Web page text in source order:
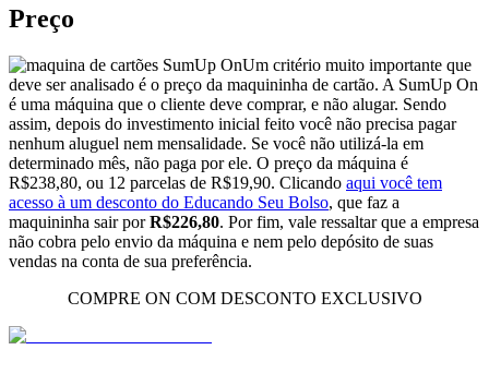
Preço
Um critério muito importante que
deve ser analisado é o preço da maquininha de cartão. A SumUp On
é uma máquina que o cliente deve comprar, e não alugar. Sendo
assim, depois do investimento inicial feito você não precisa pagar
nenhum aluguel nem mensalidade. Se você não utilizá-la em
determinado mês, não paga por ele. O preço da máquina é
R$238,80, ou 12 parcelas de R$19,90. Clicando aqui você tem
acesso à um desconto do Educando Seu Bolso, que faz a
maquininha sair porR$226,80. Por fim, vale ressaltar que a empresa
não cobra pelo envio da máquina e nem pelo depósito de suas
vendas na conta de sua preferência.
COMPRE ON COM DESCONTO EXCLUSIVO